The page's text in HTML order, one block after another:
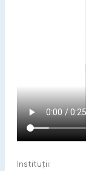
Instituții: